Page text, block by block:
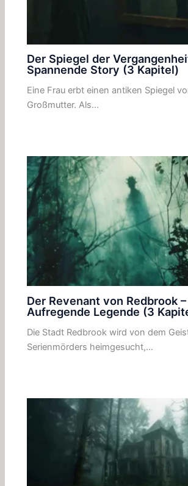
Der Spiegel der
Spannende Story (3 Kapitel)
Eine Frau erbt einen antiken Spiegel
Großmutter. Als…
Der Revenant von Redbrook –
Aufregende Legende (3
Die Stadt Redbrook wird von dem
Serienmörders heimgesucht,…